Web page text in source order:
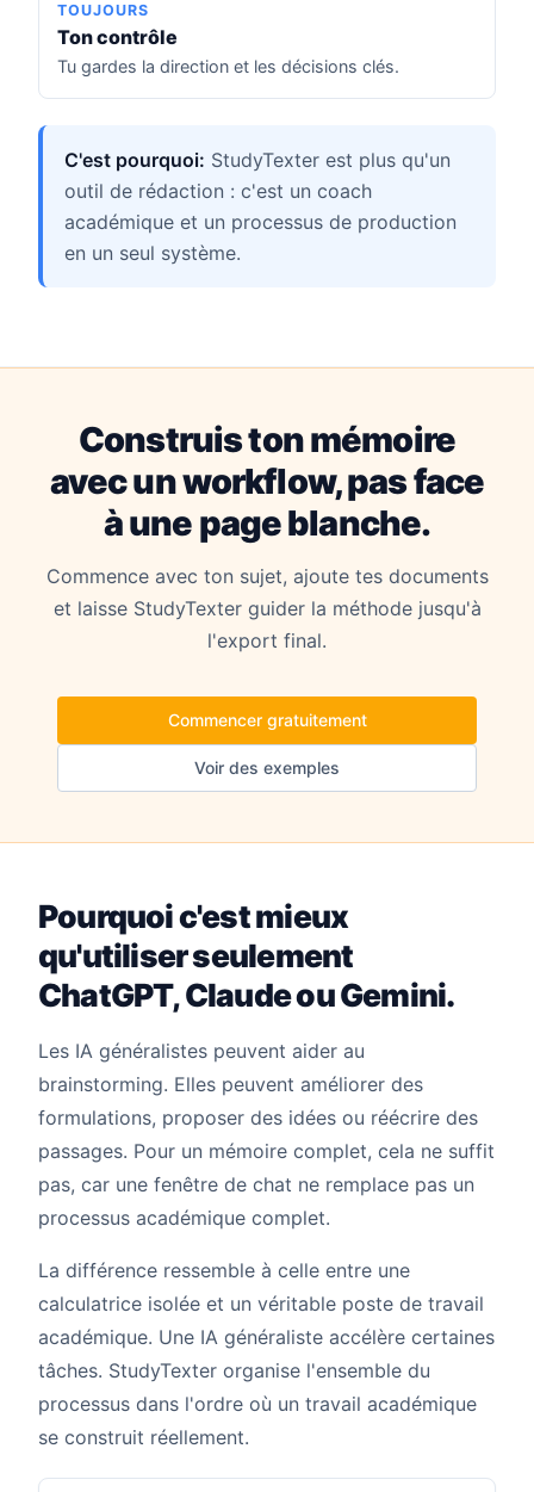
TOUJOURS
Ton contrôle
Tu gardes la direction et les décisions clés.
C'est pourquoi: StudyTexter est plus qu'un
outil de rédaction : c'est un coach
académique et un processus de production
en un seul système.
Construis ton mémoire
avec un workflow, pas face
à une page blanche.
Commence avec ton sujet, ajoute tes documents
et laisse StudyTexter guider la méthode jusqu'à
l'export final.
Commencer gratuitement
Voir des exemples
Pourquoi c'est mieux
qu'utiliser seulement
ChatGPT, Claude ou Gemini.
Les IA généralistes peuvent aider au
brainstorming. Elles peuvent améliorer des
formulations, proposer des idées ou réécrire des
passages. Pour un mémoire complet, cela ne suffit
pas, car une fenêtre de chat ne remplace pas un
processus académique complet.
La différence ressemble à celle entre une
calculatrice isolée et un véritable poste de travail
académique. Une IA généraliste accélère certaines
tâches. StudyTexter organise l'ensemble du
processus dans l'ordre où un travail académique
se construit réellement.